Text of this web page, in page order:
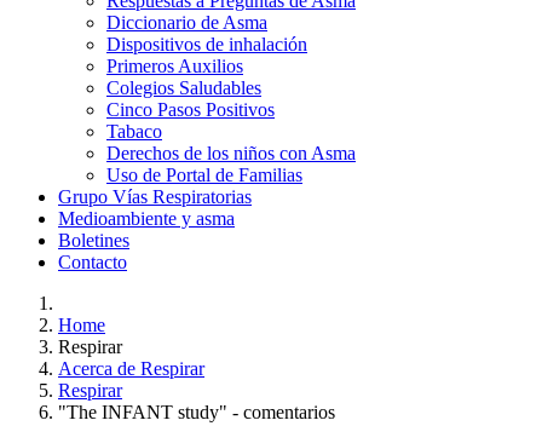
Diccionario de Asma
Dispositivos de inhalación
Primeros Auxilios
Colegios Saludables
Cinco Pasos Positivos
Tabaco
Derechos de los niños con Asma
Uso de Portal de Familias
Grupo Vías Respiratorias
Medioambiente y asma
Boletines
Contacto
Home
Respirar
Acerca de Respirar
Respirar
"The INFANT study" - comentarios